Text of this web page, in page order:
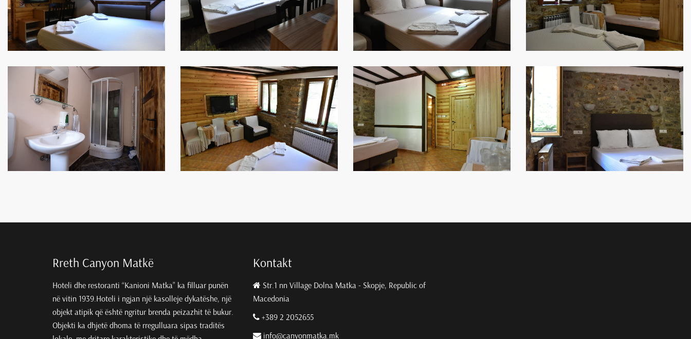
Rreth Canyon Matkë
Hoteli dhe restoranti “Kanioni Matka” ka filluar punën
në vitin 1939.Hoteli i ngjan një kasolleje dykatëshe, një
objekt atipik që është ngritur brenda peizazhit të bukur.
Objekti ka dhjetë dhoma të rregulluara sipas traditës
Kontakt
Str.1 nn Village Dolna Matka - Skopje, Republic of
Macedonia
+389 2 2052655
info@canyonmatka.mk